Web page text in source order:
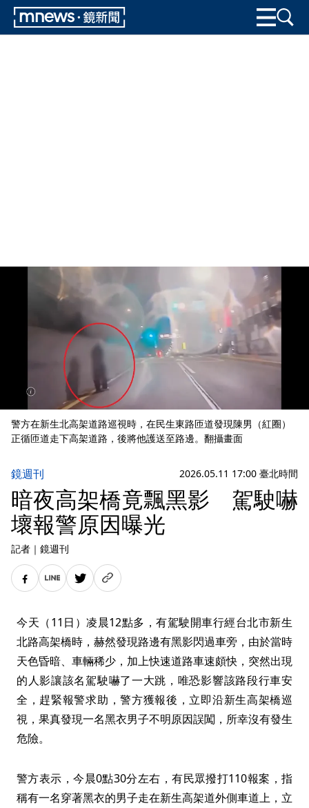
警方在新生北高架道路巡視時，在民生東路匝道發現陳男（紅圈）
正循匝道走下高架道路，後將他護送至路邊。翻攝畫面
鏡週刊 2026.05.11 17:00 臺北時間
暗夜高架橋竟飄黑影 駕駛嚇
壞報警原因曝光
記者 ｜ 鏡週刊
今天（11日）凌晨12點多，有駕駛開車行經台北市新生
北路高架橋時，赫然發現路邊有黑影閃過車旁，由於當時
天色昏暗、車輛稀少，加上快速道路車速頗快，突然出現
的人影讓該名駕駛嚇了一大跳，唯恐影響該路段行車安
全，趕緊報警求助，警方獲報後，立即沿新生高架橋巡
視，果真發現一名黑衣男子不明原因誤闖，所幸沒有發生
危險。
警方表示，今晨0點30分左右，有民眾撥打110報案，指
稱有一名穿著黑衣的男子走在新生高架道外側車道上，立